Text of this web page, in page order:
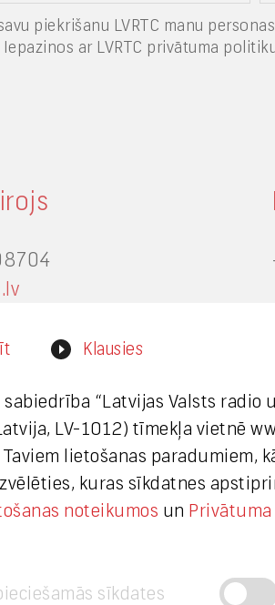
Klausies
“Latvijas Valsts
LV-1012) tīmekļa vietnē
lietošanas paradumiem,
kuras sīkdatnes
noteikumos un
sīkdates
piekrišanu LVRTC manu
Iepazinos ar LVRTC privātuma
9 k-3, Rīga, Latvija,
www.lvrtc.lv